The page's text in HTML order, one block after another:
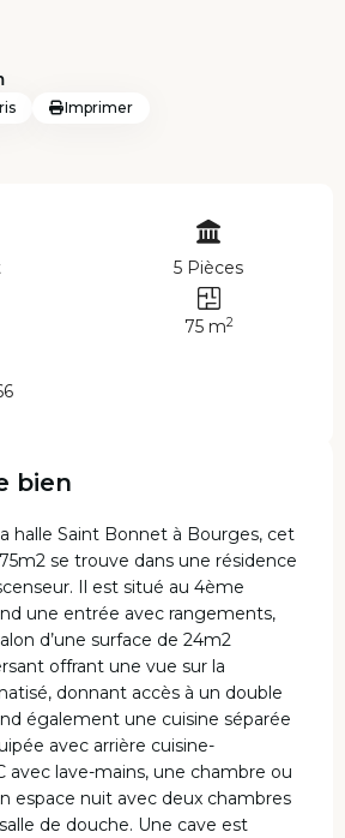
Imprimer
5 Pièces
75 m2
bien
halle Saint Bonnet à Bourges, cet
se trouve dans une résidence
Il est situé au 4ème
une entrée avec rangements,
d’une surface de 24m2
offrant une vue sur la
donnant accès à un double
également une cuisine séparée
avec arrière cuisine-
avec lave-mains, une chambre ou
espace nuit avec deux chambres
de douche. Une cave est